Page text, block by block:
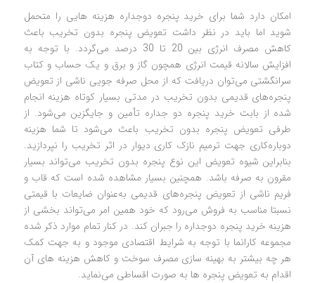
امکان دارد شما برای خرید پنجره دوجداره هزینه هایی را متحمل
شوید اما باید در نظر داشت تعویض پنجره بدون تخریب باعث
کاهش مصرف انرژی بین 20 تا 30 درصد می‌گردد. با توجه به
افزایش سالانه قیمت انرژی همچون گاز و برق و یک حساب و کتاب
سرانگشتی می‌توان دریافت که از محل صرفه جویی ناشی از تعویض
پنجره‌های قدیمی بدون تخریب در مدتی بسیار کوتاه هزینه انجام
شده از بابت خرید پنجره دو جداره تأمین و جایگزین می‌شود. از
طرفی تعویض پنجره بدون تخریب باعث می‌شود تا شما هزینه
دوباره‌کاری جهت ترمیم نازک کاری دیوار در اثر تخریب را نپردازید.
بنابراین شیوه تعویض این نوع پنجره بدون تخریب می‌تواند بسیار
مقرون به صرفه باشد. همچنین بسیار مشاهده شده است که قاب و
فریم ناشی از تعویض پنجره‌های قدیمی به‌عنوان ضایعات با قیمتی
نسبتا مناسب به فروش می‌رود که خود همین امر می‌تواند بخشی از
هزینه خرید پنجره دوجداره را جبران کند. در کنار تمام موارد ذکر شده
مجموعه کارانما با توجه به شرایط اقتصادی موجود و به جهت کمک
هر چه بیشتر به بهینه سازی مصرف سوخت و کاهش هزینه های آن
اقدام به تعویض پنجره ها به صورت اقساطی می‌نماید.